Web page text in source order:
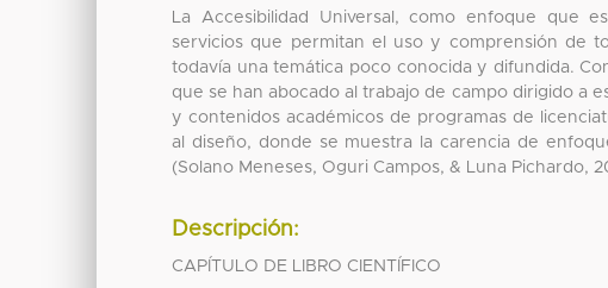
La Accesibilidad Universal, como enfoque que
servicios que permitan el uso y comprensión de
todavía una temática poco conocida y difundida.
que se han abocado al trabajo de campo dirigido a
y contenidos académicos de programas de
al diseño, donde se muestra la carencia de
(Solano Meneses, Oguri Campos, & Luna Pichardo,
Descripción:
CAPÍTULO DE LIBRO CIENTÍFICO